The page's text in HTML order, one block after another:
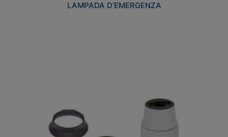
LAMPADA D’EMERGENZA